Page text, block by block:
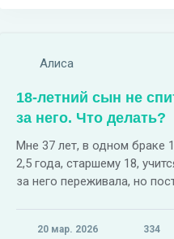
Алиса
18-летний сын не
за него. Что делать?
Мне 37 лет, в одном браке
2,5 года, старшему 18,
за него переживала, но
20 мар. 2026 334